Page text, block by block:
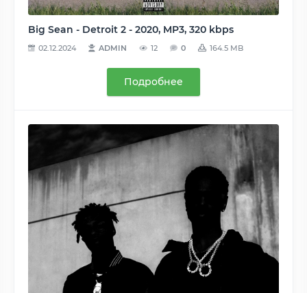
Big Sean - Detroit 2 - 2020, MP3, 320 kbps
02.12.2024 ADMIN 12 0 164.5 MB
Подробнее